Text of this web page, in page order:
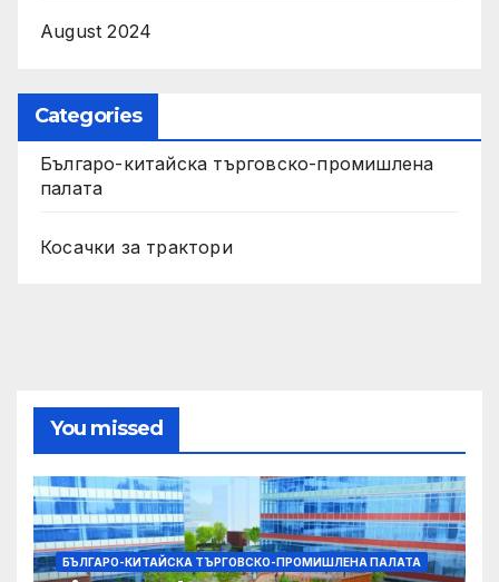
August 2024
Categories
Българо-китайска търговско-промишлена
палата
Косачки за трактори
You missed
БЪЛГАРО-КИТАЙСКА ТЪРГОВСКО-ПРОМИШЛЕНА ПАЛАТА